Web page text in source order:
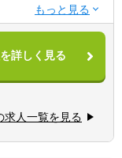
デューデリジェン
応じて業務スター
ら、先輩社員と
ング業務（連結納
及び届出
詳しく見る
求人一覧を見る